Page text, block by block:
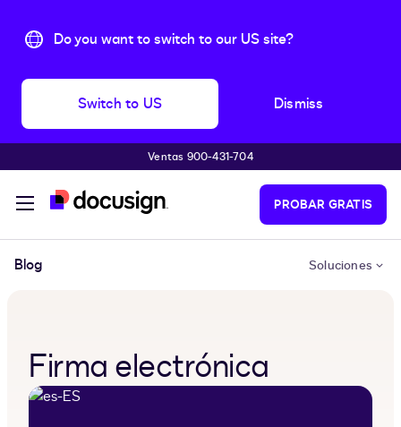
Do you want to switch to our US site?
Switch to US Dismiss
Saltar al contenido principalVentas 900-431-704
PROBAR GRATIS
Blog Soluciones
Firma electrónica